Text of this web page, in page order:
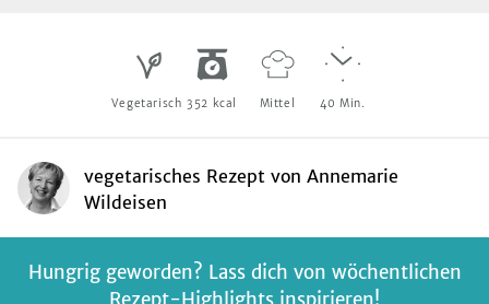
Vegetarisch 352 kcal Mittel 40 Min.
vegetarisches Rezept von Annemarie
Wildeisen
Hungrig geworden? Lass dich von wöchentlichen